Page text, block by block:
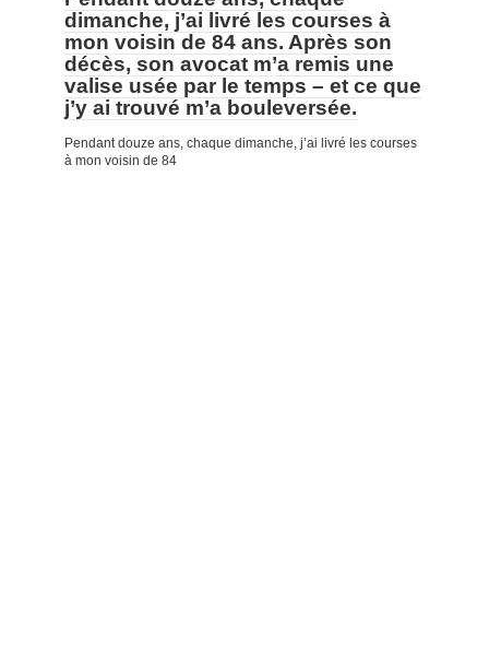
dimanche, j’ai livré les courses à
mon voisin de 84 ans. Après son
décès, son avocat m’a remis une
valise usée par le temps – et ce que
j’y ai trouvé m’a bouleversée.
Pendant douze ans, chaque dimanche, j’ai livré les courses
à mon voisin de 84